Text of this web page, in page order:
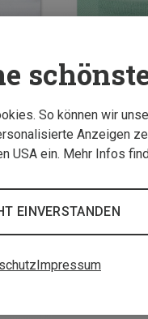
So können wir
Anzeigen
USA ein. Mehr Infos
EINVERSTANDEN
Impressum